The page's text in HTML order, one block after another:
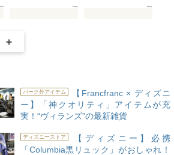
パーク外アイテム
【Francfranc × ディズニ
ー】「神クオリティ」アイテムが充
実！“ヴィランズ”の最新雑貨
ディズニーストア
【ディズニー】必携
「Columbia黒リュック」がおしゃれ！